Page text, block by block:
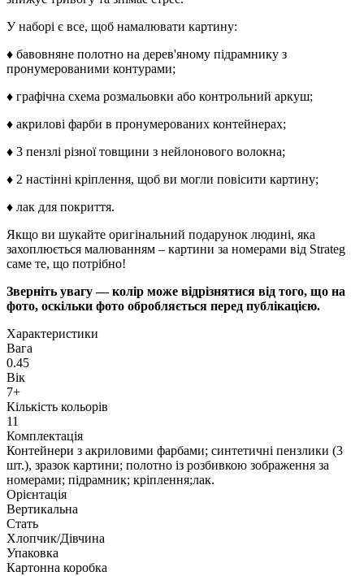
У наборі є все, щоб намалювати картину:
♦ бавовняне полотно на дерев'яному підрамнику з
пронумерованими контурами;
♦ графічна схема розмальовки або контрольний аркуш;
♦ акрилові фарби в пронумерованих контейнерах;
♦ 3 пензлі різної товщини з нейлонового волокна;
♦ 2 настінні кріплення, щоб ви могли повісити картину;
♦ лак для покриття.
Якщо ви шукайте оригінальний подарунок людині, яка
захоплюється малюванням – картини за номерами від Strateg
саме те, що потрібно!
Зверніть увагу — колір може відрізнятися від того, що на
фото, оскільки фото обробляється перед публікацією.
Характеристики
Вага
0.45
Вік
7+
Кількість кольорів
11
Комплектація
Контейнери з акриловими фарбами; синтетичні пензлики (3
шт.), зразок картини; полотно із розбивкою зображення за
номерами; підрамник; кріплення;лак.
Орієнтація
Вертикальна
Стать
Хлопчик/Дiвчина
Упаковка
Картонна коробка